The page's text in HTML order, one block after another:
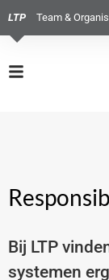
LTP Team &
Bij LTP
systemen